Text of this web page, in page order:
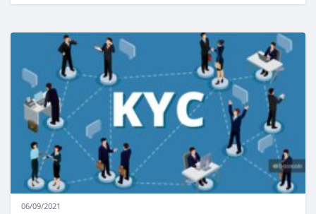
06/09/2021